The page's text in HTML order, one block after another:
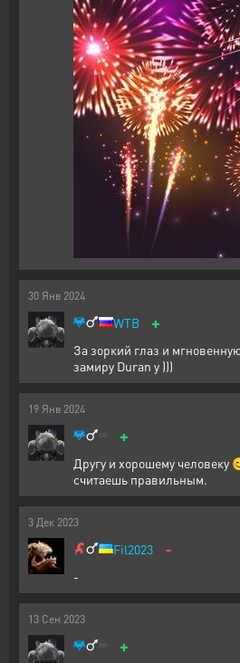
30 Янв 2024
WTB +
За зоркий глаз и
замиру Duran у )))
19 Янв 2024
+
Другу и хорошему человеку
считаешь правильным.
3 Дек 2023
Fil2023 -
-
13 Сен 2023
+